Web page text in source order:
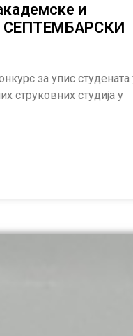
и
СЕПТЕМБАРСКИ
за упис студената
струковних студија у